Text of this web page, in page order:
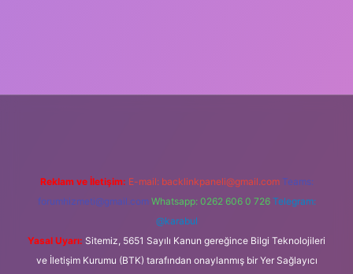
Reklam ve İletişim: E-mail: backlinkpaneli@gmail.com Teams:
forumhizmeti@gmail.com Whatsapp: 0262 606 0 726 Telegram:
@karabul
Yasal Uyarı: Sitemiz, 5651 Sayılı Kanun gereğince Bilgi Teknolojileri
ve İletişim Kurumu (BTK) tarafından onaylanmış bir Yer Sağlayıcı